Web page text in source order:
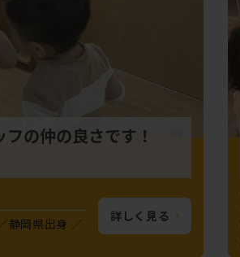
の仲の良さです！
静岡県出身
詳しく見る